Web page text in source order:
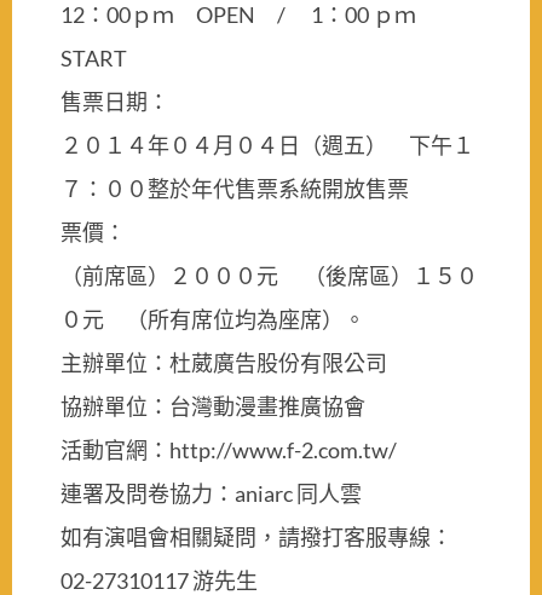
12：00ｐｍ OPEN / 1：00 ｐｍ
START
售票日期：
２０１４年０４月０４日（週五） 下午１
７：００整於年代售票系統開放售票
票價：
（前席區）２０００元 （後席區）１５０
０元 （所有席位均為座席）。
主辦單位：杜葳廣告股份有限公司
協辦單位：台灣動漫畫推廣協會
活動官網：http://www.f-2.com.tw/
連署及問卷協力：aniarc 同人雲
如有演唱會相關疑問，請撥打客服專線：
02-27310117 游先生